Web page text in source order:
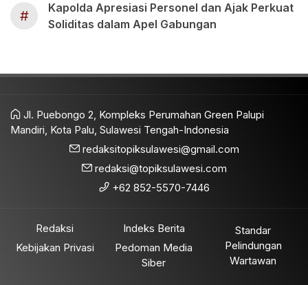
#
Kapolda Apresiasi Personel dan Ajak Perkuat
Soliditas dalam Apel Gabungan
Jl. Puebongo 2, Kompleks Perumahan Green Palupi
Mandiri, Kota Palu, Sulawesi Tengah-Indonesia
redaksitopiksulawesi@gmail.com
redaksi@topiksulawesi.com
+62 852-5570-7446
Redaksi
Kebijakan Privasi
Indeks Berita
Pedoman Media
Siber
Standar
Pelindungan
Wartawan